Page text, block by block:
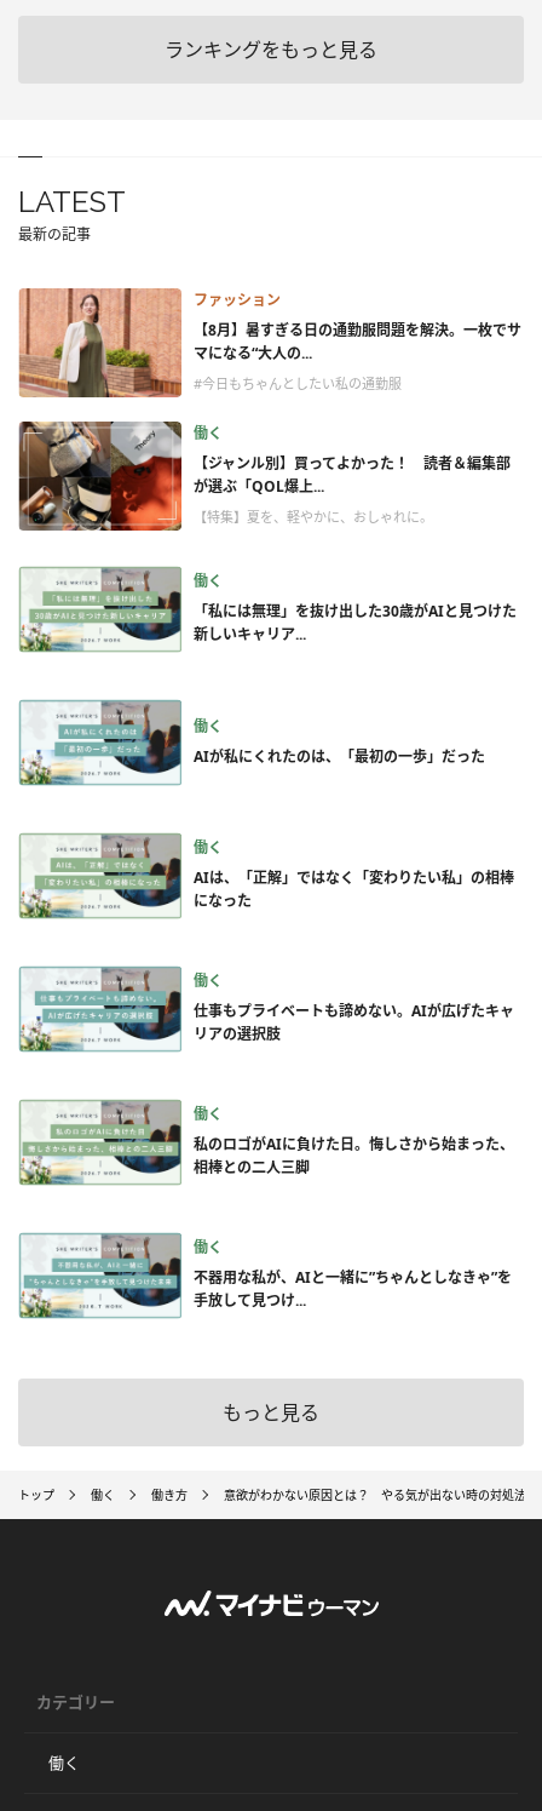
ランキングをもっと見る
LATEST
最新の記事
ファッション
【8月】暑すぎる日の通勤服問題を解決。一枚でサ
マになる“大人の...
#今日もちゃんとしたい私の通勤服
働く
【ジャンル別】買ってよかった！ 読者＆編集部
が選ぶ「QOL爆上...
【特集】夏を、軽やかに、おしゃれに。
働く
「私には無理」を抜け出した30歳がAIと見つけた
新しいキャリア...
働く
AIが私にくれたのは、「最初の一歩」だった
働く
AIは、「正解」ではなく「変わりたい私」の相棒
になった
働く
仕事もプライベートも諦めない。AIが広げたキャ
リアの選択肢
働く
私のロゴがAIに負けた日。悔しさから始まった、
相棒との二人三脚
働く
不器用な私が、AIと一緒に”ちゃんとしなきゃ”を
手放して見つけ...
もっと見る
トップ 働く 働き方 意欲がわかない原因とは？ やる気が出ない時の対処法を
カテゴリー
働く